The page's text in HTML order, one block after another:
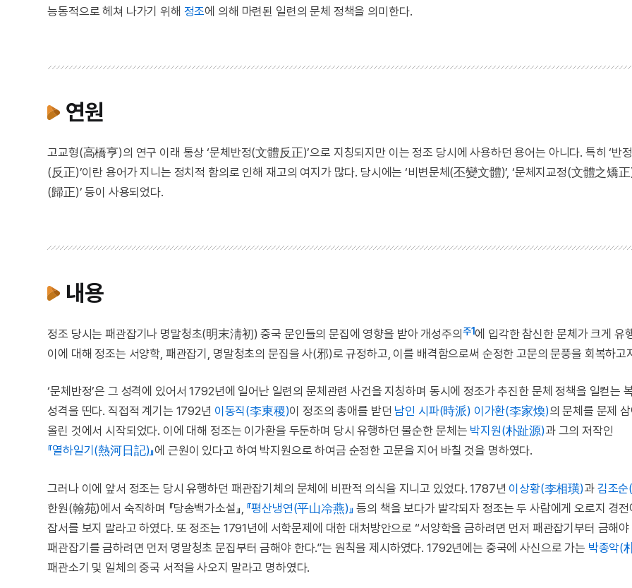
능동적으로 헤쳐 나가기 위해 정조에 의해 마련된 일련의 문체 정책을 의미한다.
연원
고교형(高橋亨)의 연구 이래 통상 ‘문체반정(文體反正)’으로 지칭되지만 이는 정조 당시에 사용하던 용어는 아니다. 특히 ‘반
(反正)’이란 용어가 지니는 정치적 함의로 인해 재고의 여지가 많다. 당시에는 ‘비변문체(丕變文體)’, ‘문체지교정(文體之矯正
(歸正)’ 등이 사용되었다.
내용
정조 당시는 패관잡기나 명말청초(明末淸初) 중국 문인들의 문집에 영향을 받아 개성주의주1에 입각한 참신한 문체가 크게 유
이에 대해 정조는 서양학, 패관잡기, 명말청초의 문집을 사(邪)로 규정하고, 이를 배격함으로써 순정한 고문의 문풍을 회복하고
‘문체반정’은 그 성격에 있어서 1792년에 일어난 일련의 문체관련 사건을 지칭하며 동시에 정조가 추진한 문체 정책을 일컫는
성격을 띤다. 직접적 계기는 1792년 이동직(李東稷)이 정조의 총애를 받던 남인 시파(時派) 이가환(李家煥)의 문체를 문제
올린 것에서 시작되었다. 이에 대해 정조는 이가환을 두둔하며 당시 유행하던 불순한 문체는 박지원(朴趾源)과 그의 저작인
『열하일기(熱河日記)』에 근원이 있다고 하여 박지원으로 하여금 순정한 고문을 지어 바칠 것을 명하였다.
그러나 이에 앞서 정조는 당시 유행하던 패관잡기체의 문체에 비판적 의식을 지니고 있었다. 1787년 이상황(李相璜)과 김조
한원(翰苑)에서 숙직하며 『당송백가소설』, 『평산냉연(平山冷燕)』 등의 책을 보다가 발각되자 정조는 두 사람에게 오로지 경
잡서를 보지 말라고 하였다. 또 정조는 1791년에 서학문제에 대한 대처방안으로 “서양학을 금하려면 먼저 패관잡기부터 금해야
패관잡기를 금하려면 먼저 명말청초 문집부터 금해야 한다.”는 원칙을 제시하였다. 1792년에는 중국에 사신으로 가는 박종악(
패관소기 및 일체의 중국 서적을 사오지 말라고 명하였다.